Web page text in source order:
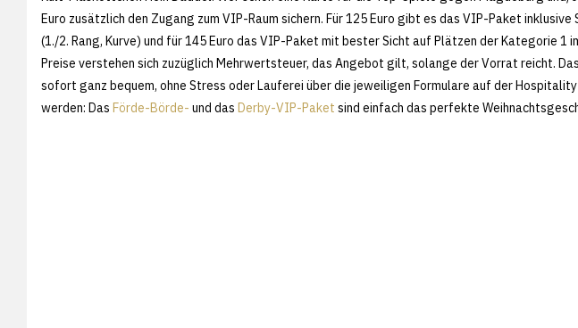
Euro zusätzlich den Zugang zum VIP-Raum sichern. Für 125 Euro gibt es das VIP-Paket
(1./2. Rang, Kurve) und für 145 Euro das VIP-Paket mit bester Sicht auf Plätzen der Kategorie 1
Preise verstehen sich zuzüglich Mehrwertsteuer, das Angebot gilt, solange der Vorrat reicht.
sofort ganz bequem, ohne Stress oder Lauferei über die jeweiligen Formulare auf der
werden: Das Förde-Börde- und das Derby-VIP-Paket sind einfach das perfekte